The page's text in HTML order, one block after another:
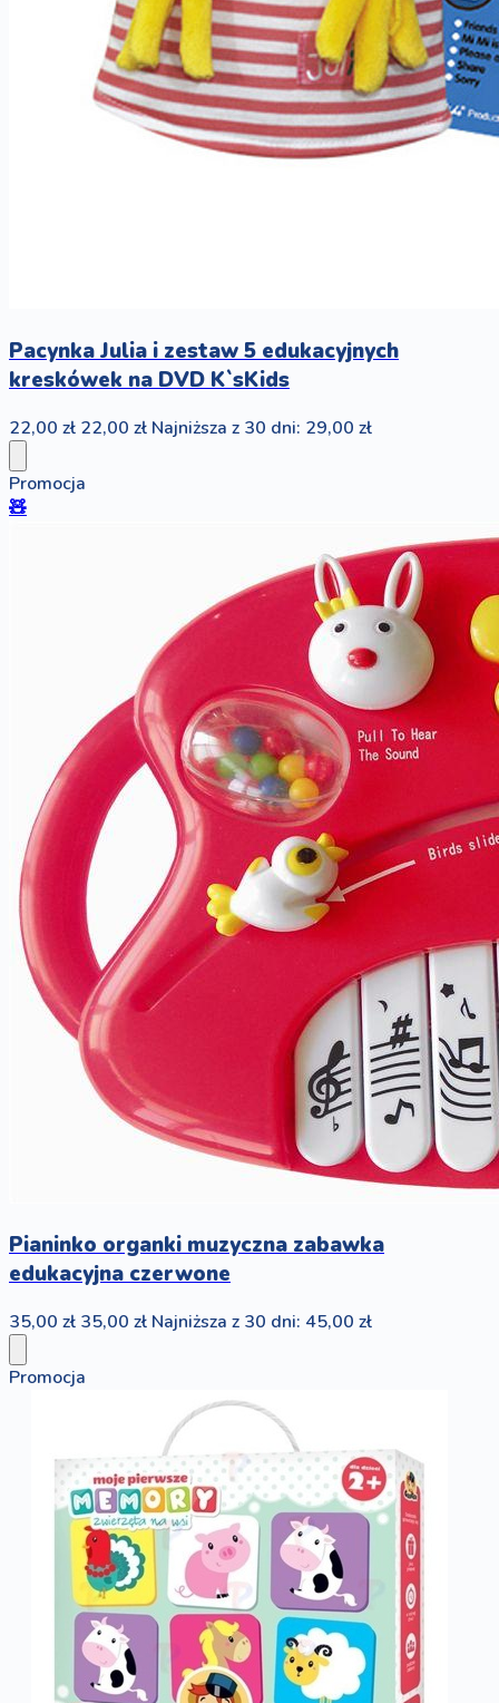
Pacynka Julia i zestaw 5 edukacyjnych
kreskówek na DVD K`sKids
22,00 zł 22,00 zł Najniższa z 30 dni: 29,00 zł
Promocja
🧸
Pianinko organki muzyczna zabawka
edukacyjna czerwone
35,00 zł 35,00 zł Najniższa z 30 dni: 45,00 zł
Promocja